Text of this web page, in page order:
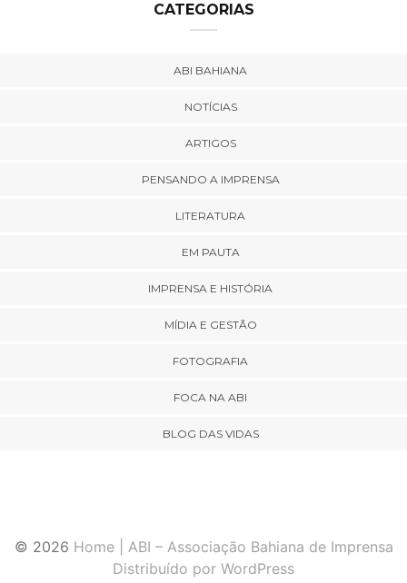
CATEGORIAS
ABI BAHIANA
NOTÍCIAS
ARTIGOS
PENSANDO A IMPRENSA
LITERATURA
EM PAUTA
IMPRENSA E HISTÓRIA
MÍDIA E GESTÃO
FOTOGRAFIA
FOCA NA ABI
BLOG DAS VIDAS
© 2026 Home | ABI – Associação Bahiana de Imprensa
Distribuído por WordPress